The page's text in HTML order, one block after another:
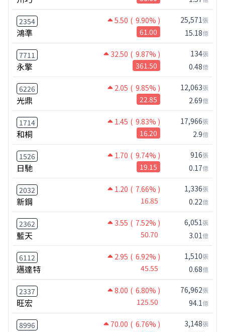
2354 5.50 ( 9.90% )
鴻準 61.00
25,571張
15.18億
7711 32.50 ( 9.87% )
永擎 361.50
134張
0.48億
6226 2.05 ( 9.85% )
光鼎 22.85
12,063張
2.69億
1714 1.45 ( 9.83% )
和桐 16.20
17,966張
2.9億
1526 1.70 ( 9.74% )
日馳 19.15
916張
0.17億
2032 1.20 ( 7.66% )
新鋼 16.85
1,336張
0.22億
2362 3.55 ( 7.52% )
藍天 50.70
6,051張
3.01億
6112 2.95 ( 6.92% )
邁達特 45.55
1,510張
0.68億
2337 8.00 ( 6.80% )
旺宏 125.50
76,962張
94.1億
8996 70.00 ( 6.76% ) 3,148張